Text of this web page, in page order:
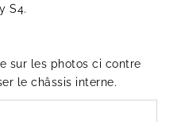
S4.
sur les photos ci contre
le châssis interne.